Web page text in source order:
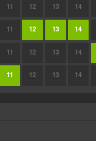
11 12 13 14
11 12 13 14
11 12 13 14
11 12 13 14